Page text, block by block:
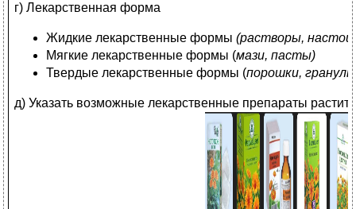
г) Лекарственная форма
Жидкие лекарственные формы (растворы,
Мягкие лекарственные формы (мази, пасты)
Твердые лекарственные формы (порошки,
д) Указать возможные лекарственные препараты